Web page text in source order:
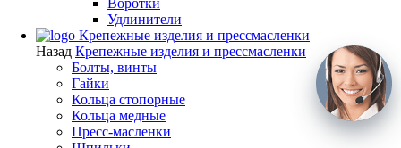
Удлинители
Крепежные изделия и прессмасленки
Назад Крепежные изделия и прессмасленки
Болты, винты
Гайки
Кольца стопорные
Кольца медные
Пресс-масленки